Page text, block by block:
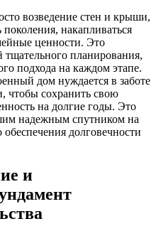
возведение стен и крыши,
поколения, накапливаться
ценности. Это
планирования,
подхода на каждом этапе.
дом нуждается в заботе
чтобы сохранить свою
на долгие годы. Это
надежным спутником на
долговечности
и